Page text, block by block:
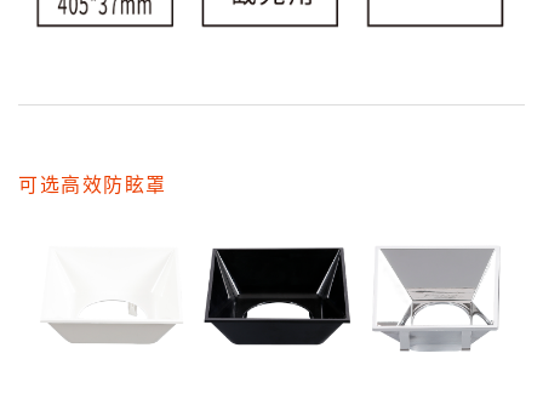
可选高效防眩罩